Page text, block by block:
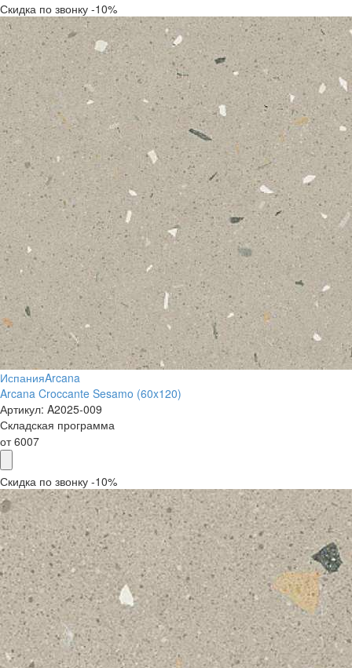
Скидка по звонку -10%
ИспанияArcana
Arcana Croccante Sesamo (60x120)
Артикул: A2025-009
Складская программа
от6007
Скидка по звонку -10%